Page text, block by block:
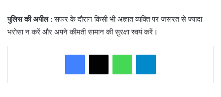
पुलिस की अपील :सफर के दौरान किसी भी अज्ञात व्यक्ति पर जरूरत से ज्यादा
भरोसा न करें और अपने कीमती सामान की सुरक्षा स्वयं करें।
WhatsAppTelegram